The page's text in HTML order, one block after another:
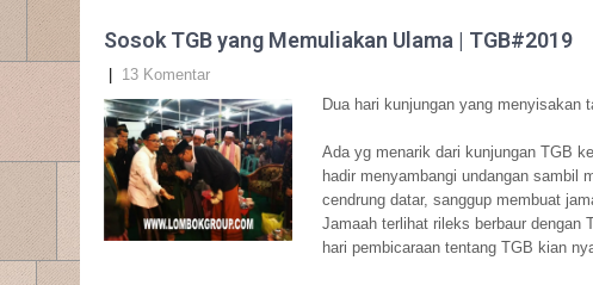
Sosok TGB yang Memuliakan Ulama | TGB#2019
13 Komentar
Dua hari kunjungan yang menyisakan
Ada yg menarik dari kunjungan TGB
hadir menyambangi undangan sambil
cendrung datar, sanggup membuat
Jamaah terlihat rileks berbaur
hari pembicaraan tentang TGB kian